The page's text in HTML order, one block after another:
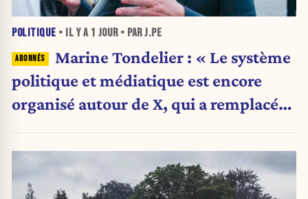
POLITIQUE • IL Y A 1 JOUR• PAR J.PE
Marine Tondelier : « Le système
politique et médiatique est encore
organisé autour de X, qui a remplacé